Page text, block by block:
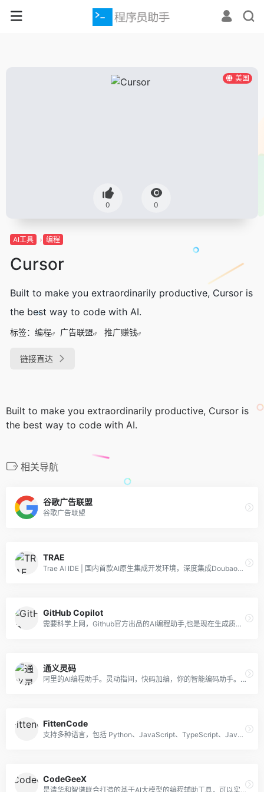
美国
0 0
AI工具 编程
Cursor
Built to make you extraordinarily productive, Cursor is
the best way to code with AI.
标签： 编程 广告联盟 推广赚钱
链接直达
Built to make you extraordinarily productive, Cursor is
the best way to code with AI.
相关导航
谷歌广告联盟
谷歌广告联盟
TRAE
Trae AI IDE | 国内首款AI原生集成开发环境，深度集成Doubao-1.5-pro与DeepSeek模型，支持中文自然语言一键生成完整代码框架，实时预览前端效果并智能修复BUG。首创Builder模式实现需求到代码的自动化开发，兼容Windows/macOS系统，官网下载即用。
GitHub Copilot
需要科学上网，Github官方出品的AI编程助手,也是现在生成质量和理解程度最高的助手，每年100美金。
通义灵码
阿里的AI编程助手。灵动指间，快码加编，你的智能编码助手。基于通义大模型，提供代码智能生成、研发智能问答能力。
FittenCode
支持多种语言，包括 Python、JavaScript、TypeScript、Java、C、C++ 等。可以在 Visual Studio Code 侧边栏内生成代码、生成注释、编辑代码、解释代码、生成测试、查找错误等。
CodeGeeX
是清华和智谱联合打造的基于AI大模型的编程辅助工具，可以实现自动代码生成、代码翻译、自动编写注释等功能，支持20多种编程语言。